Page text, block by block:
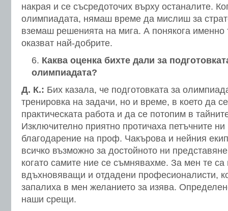
накрая и се съсредоточих върху останалите.
олимпиадата, нямаш време да мислиш за
вземаш решенията на мига. А понякога именно
оказват най-добрите.
Каква оценка бихте дали за
олимпиадата?
Д. К.: Бих казала, че подготовката за
тренировка на задачи, но и време, в което да
практическата работа и да се потопим в
Изключително приятно протичаха петъчните ни
благодарение на проф. Чакърова и нейния
всичко възможно за достойното ни
когато самите ние се съмнявахме. За мен те са
вдъхновяващи и отдадени професионалисти,
запалиха в мен желанието за изява.
наши срещи.